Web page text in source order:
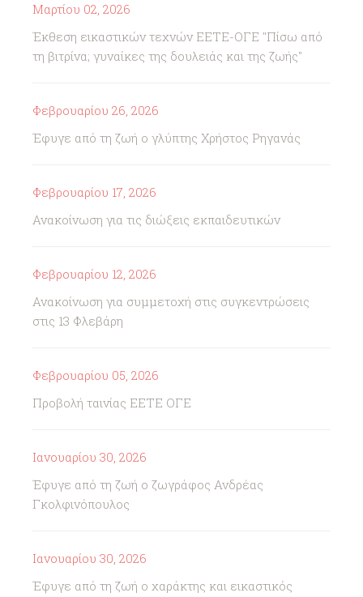
Μαρτίου 02, 2026
Έκθεση εικαστικών τεχνών ΕΕΤΕ-ΟΓΕ "Πίσω από
τη βιτρίνα; γυναίκες της δουλειάς και της ζωής"
Φεβρουαρίου 26, 2026
Έφυγε από τη ζωή ο γλύπτης Χρήστος Ρηγανάς
Φεβρουαρίου 17, 2026
Ανακοίνωση για τις διώξεις εκπαιδευτικών
Φεβρουαρίου 12, 2026
Ανακοίνωση για συμμετοχή στις συγκεντρώσεις
στις 13 Φλεβάρη
Φεβρουαρίου 05, 2026
Προβολή ταινίας ΕΕΤΕ ΟΓΕ
Ιανουαρίου 30, 2026
Έφυγε από τη ζωή ο ζωγράφος Ανδρέας
Γκολφινόπουλος
Ιανουαρίου 30, 2026
Έφυγε από τη ζωή ο χαράκτης και εικαστικός